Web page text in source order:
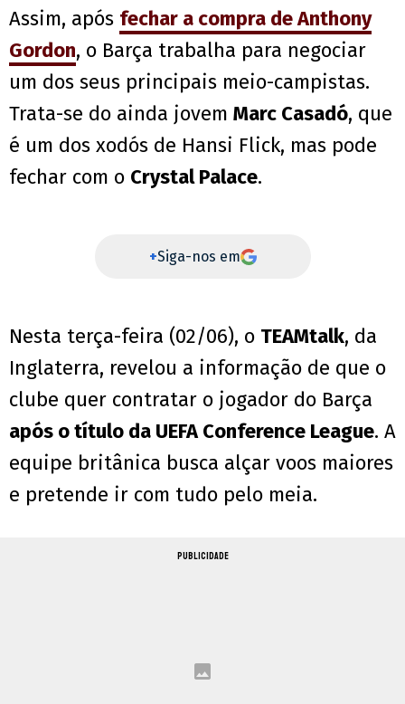
Assim, após fechar a compra de Anthony
Gordon, o Barça trabalha para negociar
um dos seus principais meio-campistas.
Trata-se do ainda jovem Marc Casadó, que
é um dos xodós de Hansi Flick, mas pode
fechar com o Crystal Palace.
+Siga-nos em
Nesta terça-feira (02/06), o TEAMtalk, da
Inglaterra, revelou a informação de que o
clube quer contratar o jogador do Barça
após o título da UEFA Conference League. A
equipe britânica busca alçar voos maiores
e pretende ir com tudo pelo meia.
PUBLICIDADE